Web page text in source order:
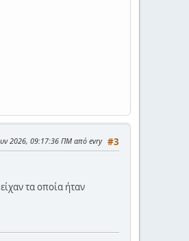
#3
2026, 09:17:36 ΠΜ από evry
τα οποία ήταν